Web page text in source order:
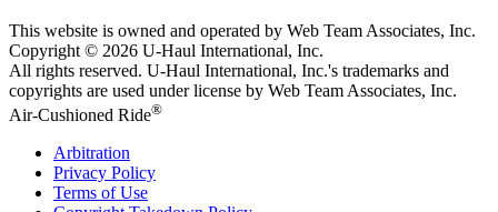
This website is owned and operated by Web Team Associates, Inc.
Copyright © 2026 U-Haul International, Inc.
All rights reserved. U-Haul International, Inc.'s trademarks and
copyrights are used under license by Web Team Associates, Inc.
Air-Cushioned Ride®
Arbitration
Privacy Policy
Terms of Use